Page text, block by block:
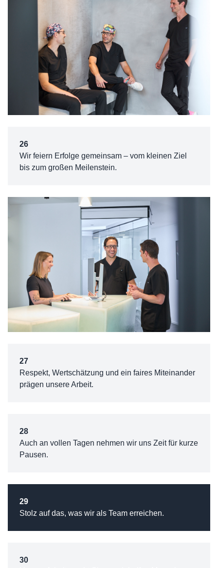
26
Wir feiern Erfolge gemeinsam – vom kleinen Ziel
bis zum großen Meilenstein.
27
Respekt, Wertschätzung und ein faires Miteinander
prägen unsere Arbeit.
28
Auch an vollen Tagen nehmen wir uns Zeit für kurze
Pausen.
29
Stolz auf das, was wir als Team erreichen.
30